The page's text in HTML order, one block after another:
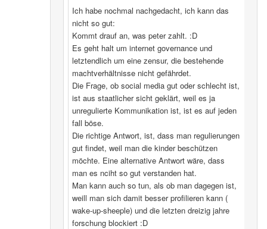
Ich habe nochmal nachgedacht, ich kann das
nicht so gut:
Kommt drauf an, was peter zahlt. :D
Es geht halt um internet governance und
letztendlich um eine zensur, die bestehende
machtverhältnisse nicht gefährdet.
Die Frage, ob social media gut oder schlecht ist,
ist aus staatlicher sicht geklärt, weil es ja
unregulierte Kommunikation ist, ist es auf jeden
fall böse.
Die richtige Antwort, ist, dass man regulierungen
gut findet, weil man die kinder beschützen
möchte. Eine alternative Antwort wäre, dass
man es nciht so gut verstanden hat.
Man kann auch so tun, als ob man dagegen ist,
weill man sich damit besser profilieren kann (
wake-up-sheeple) und die letzten dreizig jahre
forschung blockiert :D